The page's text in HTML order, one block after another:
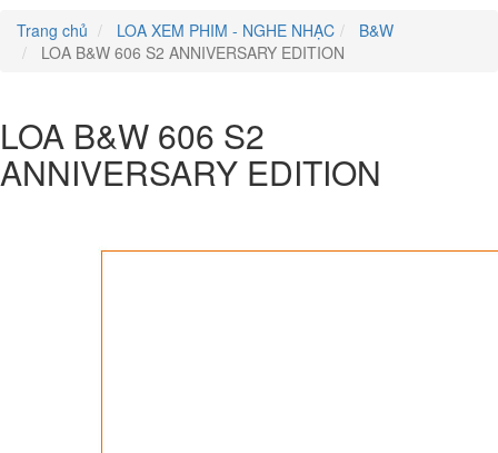
Trang chủ
LOA XEM PHIM - NGHE NHẠC
B&W
LOA B&W 606 S2 ANNIVERSARY EDITION
LOA B&W 606 S2
ANNIVERSARY EDITION